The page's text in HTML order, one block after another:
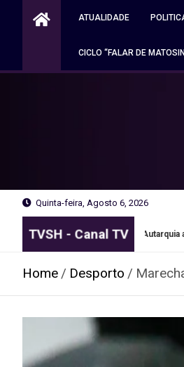
ATUALIDADE
CICLO “FALAR DE
Quinta-feira, Agosto 6, 2026
TVSH - Canal TV
Porto. Autarquia apela ao online
Home Desporto